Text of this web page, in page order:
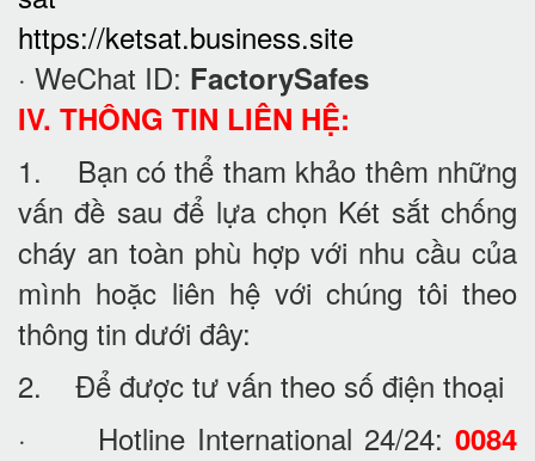
https://ketsat.business.site
· WeChat ID: FactorySafes
IV. THÔNG TIN LIÊN HỆ:
1. Bạn có thể tham khảo thêm những
vấn đề sau để lựa chọn Két sắt chống
cháy an toàn phù hợp với nhu cầu của
mình hoặc liên hệ với chúng tôi theo
thông tin dưới đây:
2. Để được tư vấn theo số điện thoại
· Hotline International 24/24: 0084